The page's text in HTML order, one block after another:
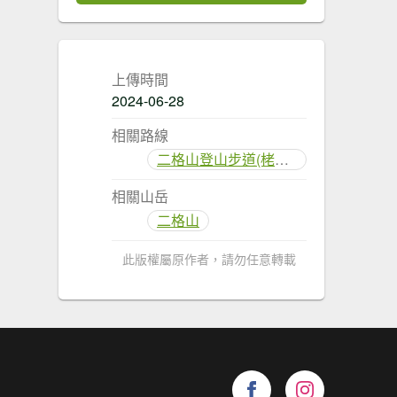
上傳時間
2024-06-28
相關路線
二格山登山步道(栳寮線)
相關山岳
二格山
此版權屬原作者，請勿任意轉載